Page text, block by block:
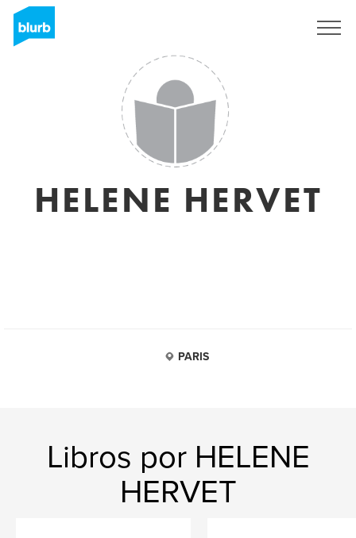
HELENE HERVET
PARIS
Libros por HELENE
HERVET